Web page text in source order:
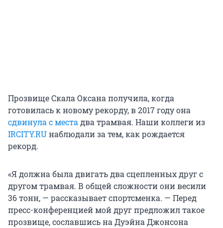
Прозвище Скала Оксана получила, когда
готовилась к новому рекорду, в 2017 году она
сдвинула с места два трамвая. Наши коллеги из
IRCITY.RUнаблюдали за тем, как рождается
рекорд.
«Я должна была двигать два сцепленных друг с
другом трамвая. В общей сложности они весили
36 тонн, — рассказывает спортсменка. — Перед
пресс-конференцией мой друг предложил такое
прозвище, сославшись на Дуэйна Джонсона